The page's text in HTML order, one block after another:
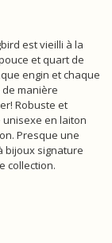
est vieilli à la
et quart de
engin et chaque
manière
Robuste et
en laiton
Presque une
bijoux signature
collection.